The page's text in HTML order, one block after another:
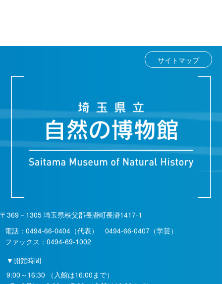
サイトマップ
〒369－1305 埼玉県秩父郡長瀞町長瀞1417-1
電話： 0494-66-0404 （代表） 0494-66-0407 （学芸）
ファックス：0494-69-1002
▼開館時間
9:00～16:30 （入館は16:00まで）